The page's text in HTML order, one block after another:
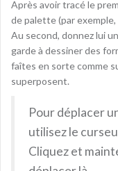
Après avoir tracé le
de palette (par exemple,
Au second, donnez lui
garde à dessiner des
faîtes en sorte comme
superposent.
Pour déplacer
utilisez le
Cliquez et